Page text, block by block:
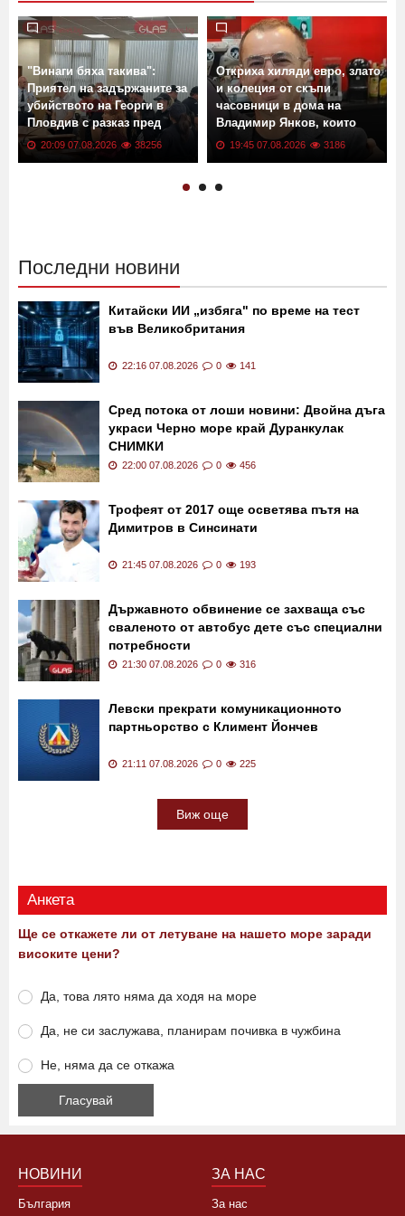
"Винаги бяха такива":
Приятел на задържаните за
убийството на Георги в
Пловдив с разказ пред
GlasNews
20:09 07.08.2026 38256
Откриха хиляди евро, злато
и колеция от скъпи
часовници в дома на
Владимир Янков, които
убийците му не са пипнали
19:45 07.08.2026 3186
Последни новини
Китайски ИИ „избяга" по време на тест
във Великобритания
22:16 07.08.2026 0 141
Сред потока от лоши новини: Двойна дъга
украси Черно море край Дуранкулак
СНИМКИ
22:00 07.08.2026 0 456
Трофеят от 2017 още осветява пътя на
Димитров в Синсинати
21:45 07.08.2026 0 193
Държавното обвинение се захваща със
сваленото от автобус дете със специални
потребности
21:30 07.08.2026 0 316
Левски прекрати комуникационното
партньорство с Климент Йончев
21:11 07.08.2026 0 225
Виж още
Анкета
Ще се откажете ли от летуване на нашето море заради
високите цени?
Да, това лято няма да ходя на море
Да, не си заслужава, планирам почивка в чужбина
Не, няма да се откажа
НОВИНИ
България
ЗА НАС
За нас